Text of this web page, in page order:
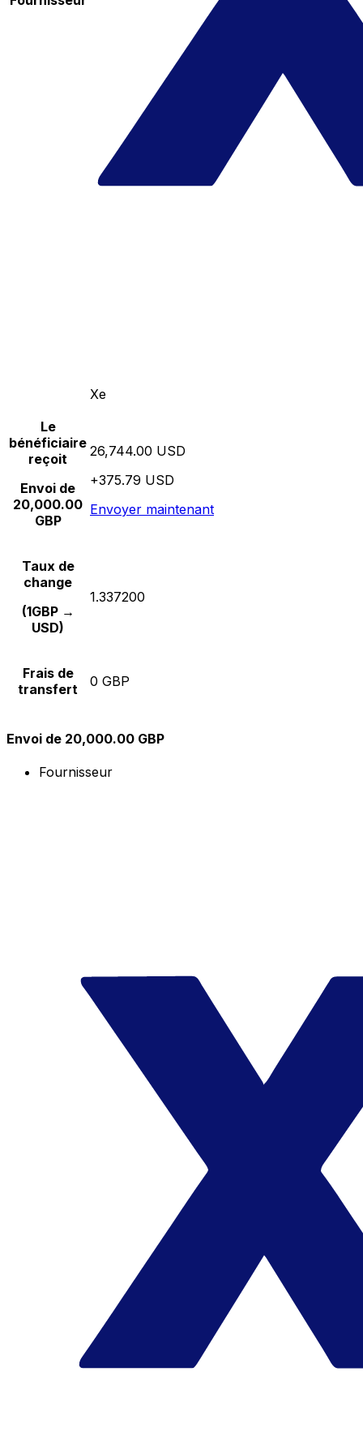
Xe
Le
bénéficiaire
reçoit
Envoi de
20,000.00
GBP
26,744.00 USD
+375.79 USD
Envoyer maintenant
Taux de
change
(1GBP →
USD)
1.337200
Frais de
transfert
0 GBP
Envoi de 20,000.00 GBP
Fournisseur